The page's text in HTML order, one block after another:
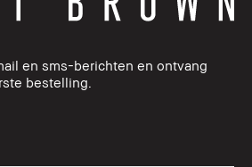
en sms-berichten en ontvang
bestelling.